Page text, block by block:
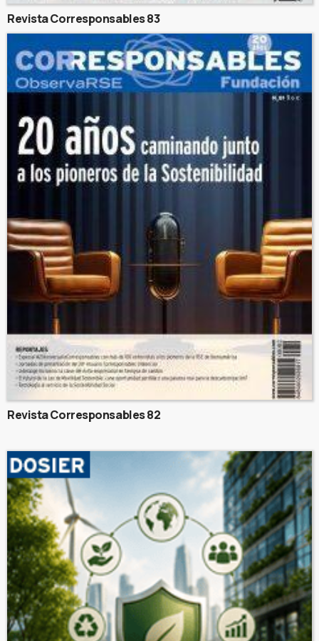
Revista Corresponsables 83
Revista Corresponsables 82